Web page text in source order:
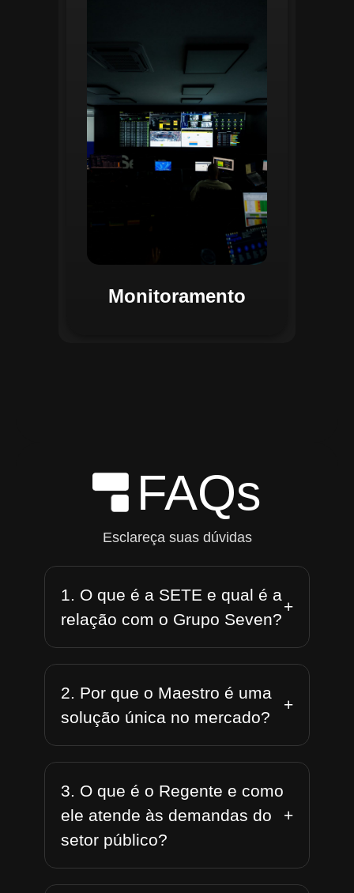
Monitoramento
planejadas. Utilizando um videowall
central e sistemas de convergência
informações operacionais,
identificando gargalos, não
conformidades e oportunidades de
melhoria.
FAQs
Esclareça suas dúvidas
1. O que é a SETE e qual é a
relação com o Grupo Seven?
+
2. Por que o Maestro é uma
solução única no mercado?
+
3. O que é o Regente e como
ele atende às demandas do
setor público?
+